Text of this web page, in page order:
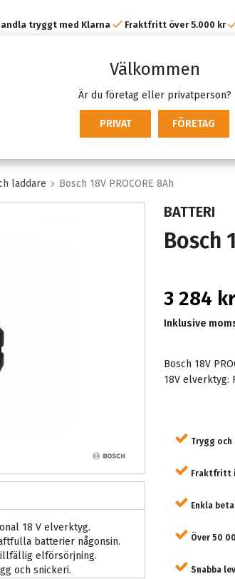
Välkommen
Är du företag eller privatperson?
PRIVAT FÖRETAG
tryggt med Klarna Fraktfritt över 5.000 kr
laddare Bosch 18V PROCORE 8Ah
BATTERI
Bosch
3 284 kr
Inklusive
Bosch 18V
18V elverktyg:
Trygg
Fraktfritt
Enkla
Över 50
Snabba
18 V elverktyg.
batterier någonsin.
elförsörjning.
och snickeri.